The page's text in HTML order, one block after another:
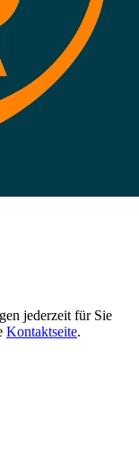
jederzeit für Sie
Kontaktseite.